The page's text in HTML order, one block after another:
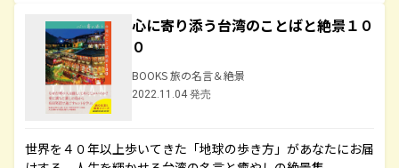
心に寄り添う台湾のことばと絶景１０
０
BOOKS 旅の名言＆絶景
2022.11.04 発売
世界を４０年以上歩いてきた「地球の歩き方」があなたにお届